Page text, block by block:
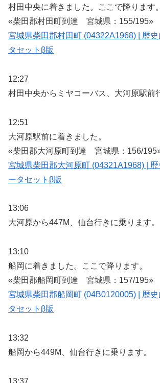
村田中央に着きました。ここで降ります。
«柴田郡村田町到達 宮城県：155/195»
宮城県柴田郡村田町 (04322A1968) | 歴
タセットβ版
12:27
村田中央からミヤコーバス、大河原駅前
12:51
大河原駅前に着きました。
«柴田郡大河原町到達 宮城県：156/
宮城県柴田郡大河原町 (04321A1968) |
ータセットβ版
13:06
大河原から447M、仙台行きに乗ります。
13:10
船岡に着きました。ここで降ります。
«柴田郡船岡町到達 宮城県：157/195»
宮城県柴田郡船岡町 (04B0120005) | 歴
タセットβ版
13:32
船岡から449M、仙台行きに乗ります。
13:37